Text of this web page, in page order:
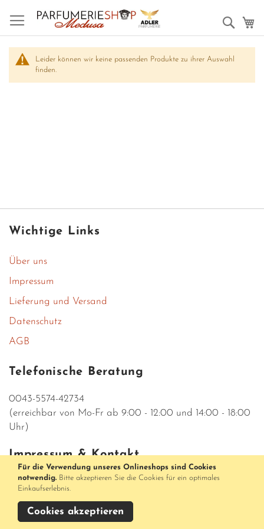
Für die Verwendung unseres Onlineshops sind Cookies
notwendig. Bitte akzeptieren Sie die Cookies für ein optimales
Einkaufserlebnis.
Cookies akzeptieren
Leider können wir keine passenden Produkte zu ihrer Auswahl
finden.
Wichtige Links
Über uns
Impressum
Lieferung und Versand
Datenschutz
AGB
Telefonische Beratung
0043-5574-42734
(erreichbar von Mo-Fr ab 9:00 - 12:00 und 14:00 - 18:00
Uhr)
Impressum & Kontakt
Parfumerieshop Medusa
AT-6900 Bregenz